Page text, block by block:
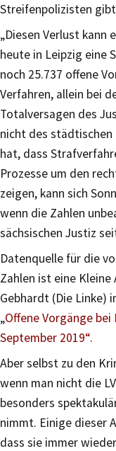
Streifenpolizisten
„Diesen Verlust kann
heute in Leipzig eine
noch 25.737 offene
Verfahren, allein bei
Totalversagen des
nicht des
hat, dass
Prozesse um den
zeigen, kann sich
wenn die Zahlen
sächsischen Justiz
Datenquelle für die
Zahlen ist eine
Gebhardt (Die Linke)
„Offene Vorgänge
September 2019“.
Aber selbst zu den
wenn man nicht die
besonders
nimmt. Einige dieser
dass sie immer